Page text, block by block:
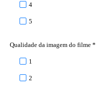
4
5
Qualidade da imagem do filme *
1
2